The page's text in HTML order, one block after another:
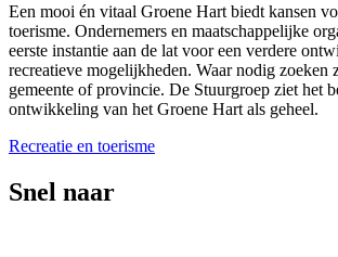
Een mooi én vitaal Groene Hart biedt kansen
toerisme. Ondernemers en maatschappelijke
eerste instantie aan de lat voor een verdere
recreatieve mogelijkheden. Waar nodig zoeken
gemeente of provincie. De Stuurgroep ziet het
ontwikkeling van het Groene Hart als geheel.
Recreatie en toerisme
Snel naar